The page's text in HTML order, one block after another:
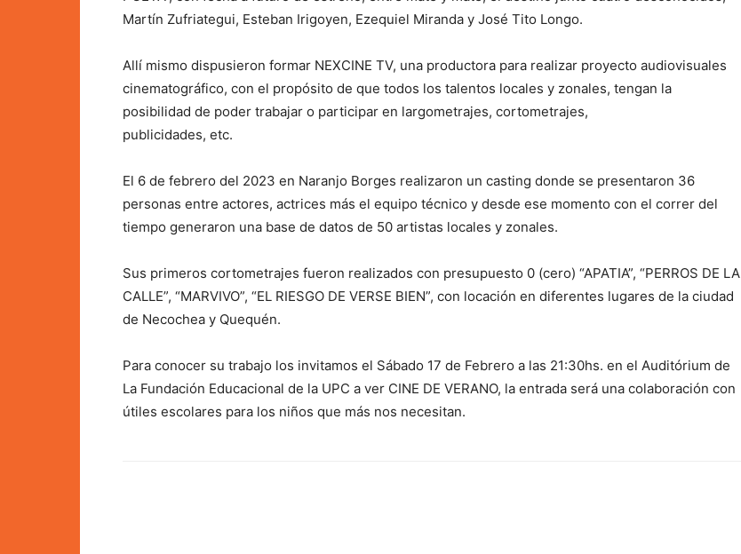
Martín Zufriategui, Esteban Irigoyen, Ezequiel Miranda y José Tito Longo.
Allí mismo dispusieron formar NEXCINE TV, una productora para realizar proyecto audiovisuales
cinematográfico, con el propósito de que todos los talentos locales y zonales, tengan la
posibilidad de poder trabajar o participar en largometrajes, cortometrajes,
publicidades, etc.
El 6 de febrero del 2023 en Naranjo Borges realizaron un casting donde se presentaron 36
personas entre actores, actrices más el equipo técnico y desde ese momento con el correr del
tiempo generaron una base de datos de 50 artistas locales y zonales.
Sus primeros cortometrajes fueron realizados con presupuesto 0 (cero) “APATIA”, “PERROS DE LA
CALLE”, “MARVIVO”, “EL RIESGO DE VERSE BIEN”, con locación en diferentes lugares de la ciudad
de Necochea y Quequén.
Para conocer su trabajo los invitamos el Sábado 17 de Febrero a las 21:30hs. en el Auditórium de
La Fundación Educacional de la UPC a ver CINE DE VERANO, la entrada será una colaboración con
útiles escolares para los niños que más nos necesitan.